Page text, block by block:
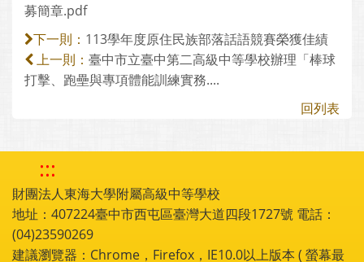
募簡章.pdf
下一則： 113學年度原住民族部落話語競賽榮獲佳績
上一則： 臺中市立臺中第二高級中等學校辦理「棒球
打擊、跑壘與專項體能訓練實務....
回列表
:::
財團法人東海大學附屬高級中等學校
地址：407224臺中市西屯區臺灣大道四段1727號 電話：
(04)23590269
建議瀏覽器：Chrome，Firefox，IE10.0以上版本 ( 螢幕最